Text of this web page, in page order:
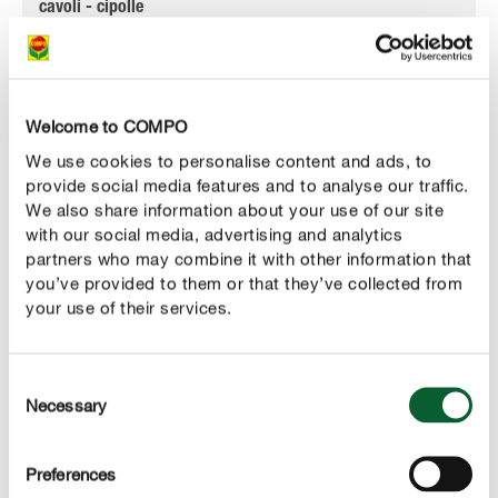
Welcome to COMPO
We use cookies to personalise content and ads, to
provide social media features and to analyse our traffic.
We also share information about your use of our site
with our social media, advertising and analytics
partners who may combine it with other information that
you’ve provided to them or that they’ve collected from
your use of their services.
Selection
Necessary
Preferences
cavoli - cipolle
pomodori - patate
Una cura adeguata garantisce raccolti abbondanti